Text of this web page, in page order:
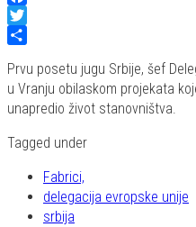
Facebook
Twitter
Prvu posetu jugu Srbije, šef
u Vranju obilaskom projekata
unapredio život stanovništva.
Tagged under
Fabrici,
delegacija evropske unije
srbija